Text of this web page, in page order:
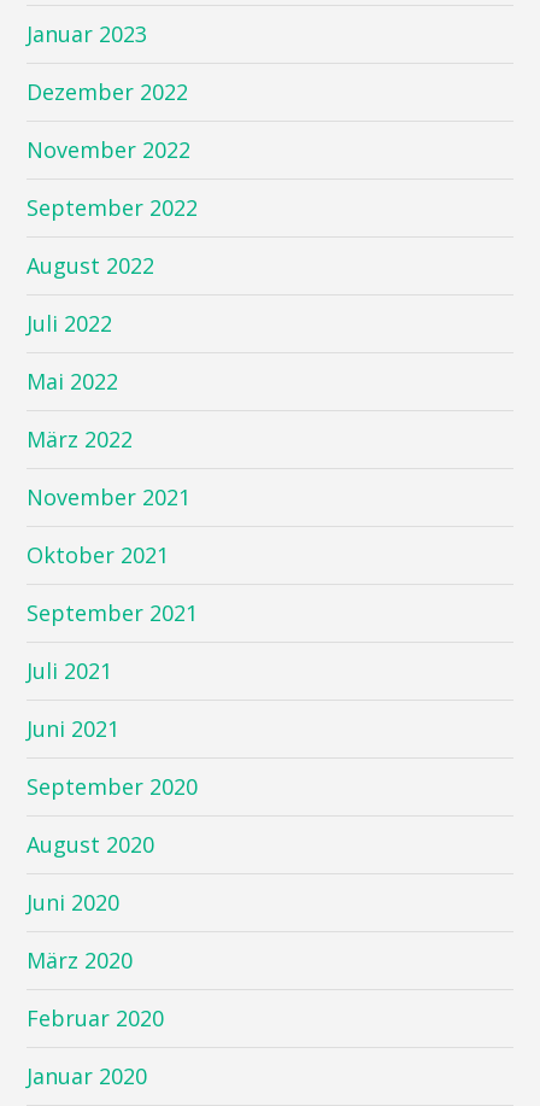
Januar 2023
Dezember 2022
November 2022
September 2022
August 2022
Juli 2022
Mai 2022
März 2022
November 2021
Oktober 2021
September 2021
Juli 2021
Juni 2021
September 2020
August 2020
Juni 2020
März 2020
Februar 2020
Januar 2020